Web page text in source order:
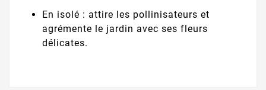
En isolé : attire les pollinisateurs et
agrémente le jardin avec ses fleurs
délicates.